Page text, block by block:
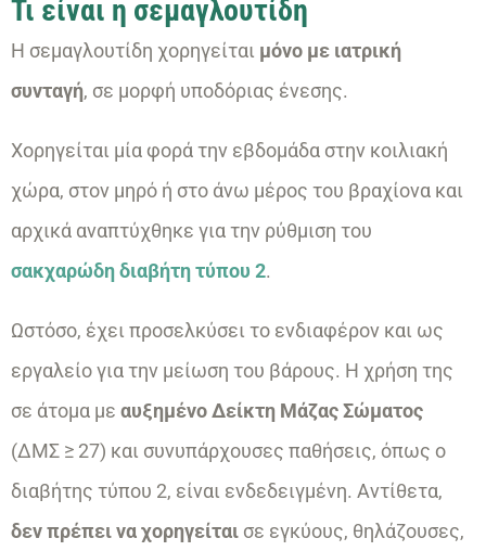
Τι είναι η σεμαγλουτίδη
Η σεμαγλουτίδη χορηγείται μόνο με ιατρική
συνταγή, σε μορφή υποδόριας ένεσης.
Χορηγείται μία φορά την εβδομάδα στην κοιλιακή
χώρα, στον μηρό ή στο άνω μέρος του βραχίονα και
αρχικά αναπτύχθηκε για την ρύθμιση του
σακχαρώδη διαβήτη τύπου 2.
Ωστόσο, έχει προσελκύσει το ενδιαφέρον και ως
εργαλείο για την μείωση του βάρους. Η χρήση της
σε άτομα με αυξημένο Δείκτη Μάζας Σώματος
(ΔΜΣ ≥ 27) και συνυπάρχουσες παθήσεις, όπως ο
διαβήτης τύπου 2, είναι ενδεδειγμένη. Αντίθετα,
δεν πρέπει να χορηγείται σε εγκύους, θηλάζουσες,